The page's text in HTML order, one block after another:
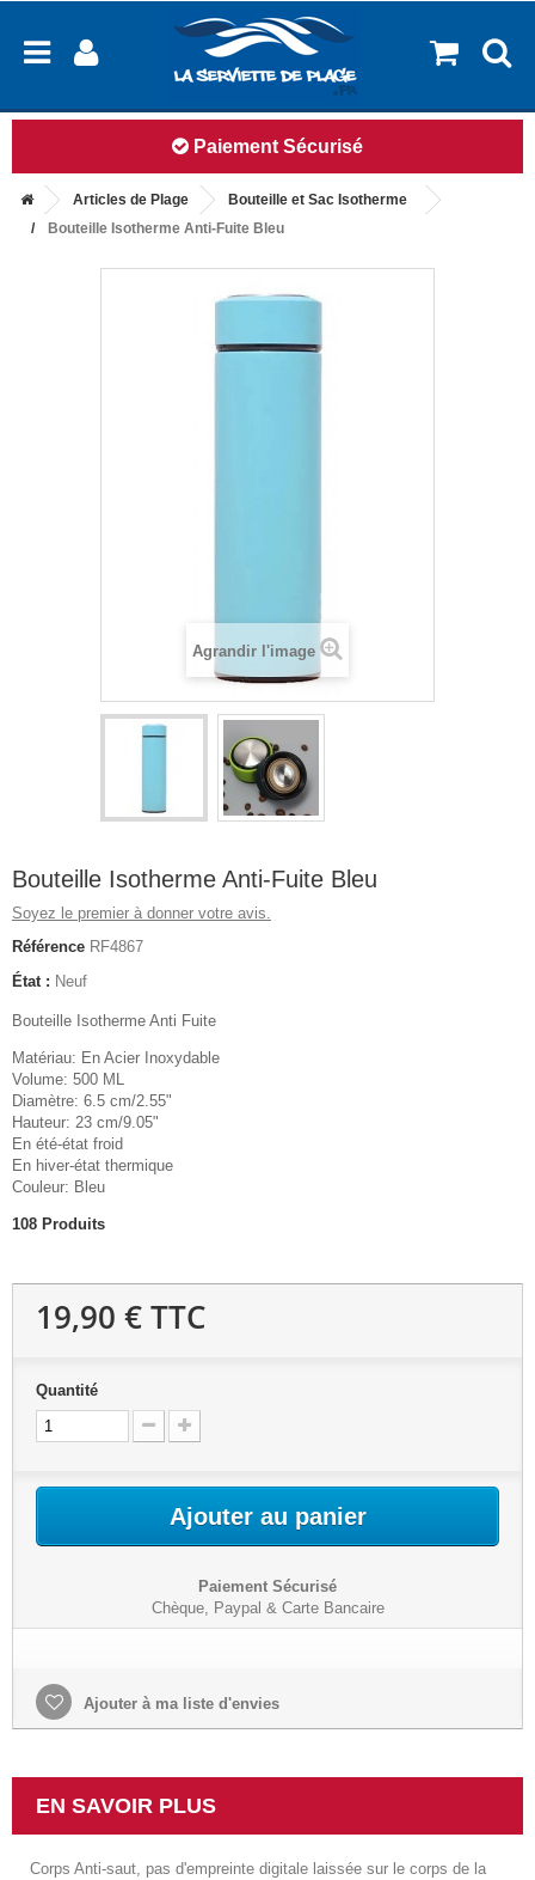
Livraison à partir de 2.99€
Articles de Plage
Bouteille et Sac Isotherme
Bouteille Isotherme Anti-Fuite Bleu
Agrandir l'image
Bouteille Isotherme Anti-Fuite Bleu
Soyez le premier à donner votre avis.
Référence RF4867
État : Neuf
Bouteille Isotherme Anti Fuite
Matériau: En Acier Inoxydable
Volume: 500 ML
Diamètre: 6.5 cm/2.55"
Hauteur: 23 cm/9.05"
En été-état froid
En hiver-état thermique
Couleur: Bleu
108 Produits
19,90 €TTC
Quantité
Ajouter au panier
Paiement Sécurisé
Chèque, Paypal & Carte Bancaire
Ajouter à ma liste d'envies
EN SAVOIR PLUS
Corps Anti-saut, pas d'empreinte digitale laissée sur le corps de la